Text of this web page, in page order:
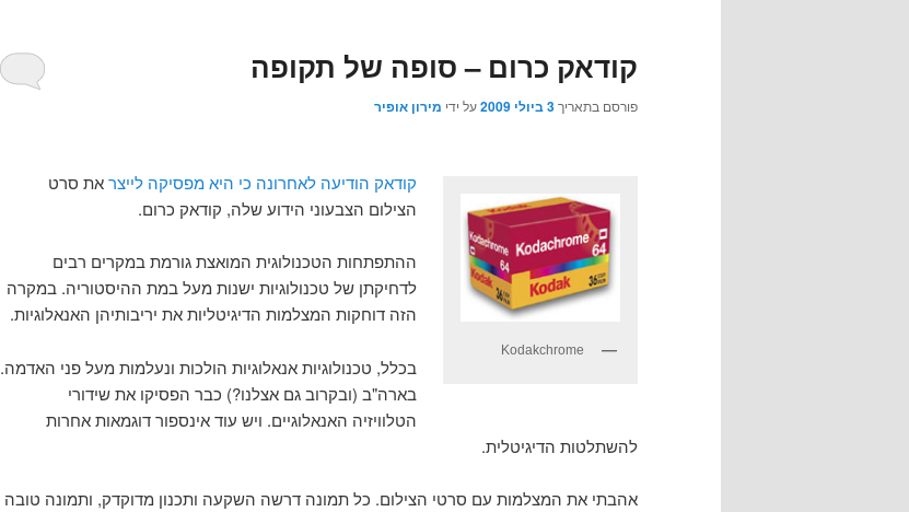
קודאק כרום – סופה של תקופה
פורסם בתאריך3 ביולי 2009 על ידי מירון אופיר
Kodakchrome
קודאק הודיעה לאחרונה כי היא מפסיקה לייצראת סרט
הצילום הצבעוני הידוע שלה, קודאק כרום.
ההתפתחות הטכנולוגית המואצת גורמת במקרים רבים
לדחיקתן של טכנולוגיות ישנות מעל במת ההיסטוריה. במקרה
הזה דוחקות המצלמות הדיגיטליות את יריבותיהן האנאלוגיות.
בכלל, טכנולוגיות אנאלוגיות הולכות ונעלמות מעל פני האדמה.
בארה"ב (ובקרוב גם אצלנו?) כבר הפסיקו את שידורי
הטלוויזיה האנאלוגיים. ויש עוד אינספור דוגמאות אחרות
להשתלטות הדיגיטלית.
אהבתי את המצלמות עם סרטי הצילום. כל תמונה דרשה השקעה ותכנון מדוקדק, ותמונה טובה